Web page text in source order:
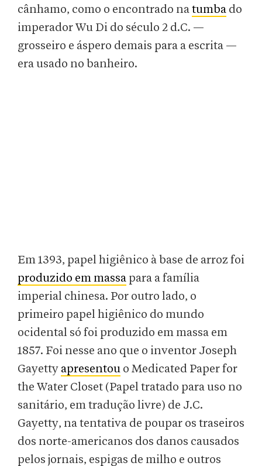
cânhamo, como o encontrado natumba do
imperador Wu Di do século 2 d.C. —
grosseiro e áspero demais para a escrita —
era usado no banheiro.
Em 1393, papel higiênico à base de arroz foi
produzido em massa para a família
imperial chinesa. Por outro lado, o
primeiro papel higiênico do mundo
ocidental só foi produzido em massa em
1857. Foi nesse ano que o inventor Joseph
Gayetty apresentou o Medicated Paper for
the Water Closet (Papel tratado para uso no
sanitário, em tradução livre) de J.C.
Gayetty, na tentativa de poupar os traseiros
dos norte-americanos dos danos causados
pelos jornais, espigas de milho e outros